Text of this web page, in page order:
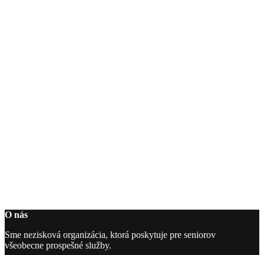
O nás
Sme nezisková organizácia, ktorá poskytuje pre seniorov
všeobecne prospešné služby.